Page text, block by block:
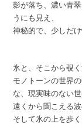
影が落ち、濃い青
うにも見え、
神秘的で、少しだ
氷と、そこから覗
モノトーンの世界
な、現実味のない世
遠くから聞こえる
そして氷の上を歩